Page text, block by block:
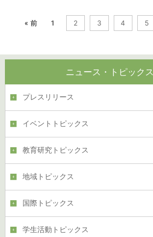
« 前 1 2 3 4 5
ニュース・トピックス
プレスリリース
イベントトピックス
教育研究トピックス
地域トピックス
国際トピックス
学生活動トピックス